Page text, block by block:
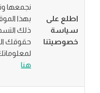
اطلع على
سياسة
خصوصيتنا
نجمعها
بهذا
ذلك
حقوقك
هنا